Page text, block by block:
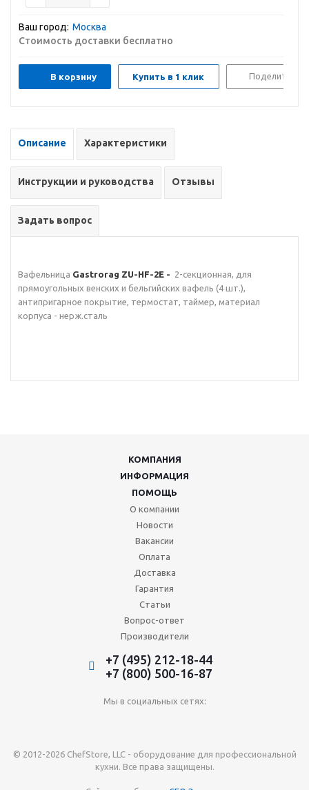
Ваш город: Москва
Стоимость доставки бесплатно
В корзину Купить в 1 клик Поделиться
Описание Характеристики
Инструкции и руководства Отзывы
Задать вопрос
Вафельница Gastrorag ZU-HF-2E - 2-секционная, для
прямоугольных венских и бельгийских вафель (4 шт.),
антипригарное покрытие, термостат, таймер, материал
корпуса - нерж.сталь
КОМПАНИЯ
ИНФОРМАЦИЯ
ПОМОЩЬ
О компании
Новости
Вакансии
Оплата
Доставка
Гарантия
Статьи
Вопрос-ответ
Производители
+7 (495) 212-18-44
+7 (800) 500-16-87
Мы в социальных сетях:
© 2012-2026 ChefStore, LLC - оборудование для профессиональной
кухни. Все права защищены.